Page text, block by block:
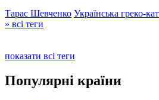
Тарас Шевченко Українська греко-
» всі теги
показати всі теги
Популярні країни